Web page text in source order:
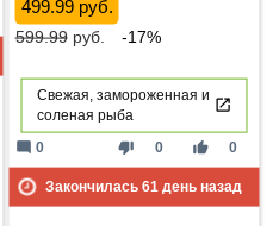
499.99 руб.
599.99руб. -17%
Свежая, замороженная и
соленая рыба
thumb_down 0 thumb_up 0
mode_comment 0
Закончилась 61день назад